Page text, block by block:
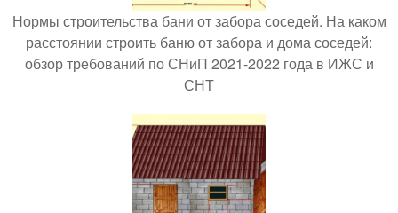
Нормы строительства бани от забора соседей. На каком
расстоянии строить баню от забора и дома соседей:
обзор требований по СНиП 2021-2022 года в ИЖС и
СНТ